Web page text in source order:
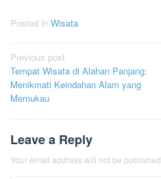
Posted in Wisata
Post
navigation
Previous post
Tempat Wisata di Alahan Panjang:
Menikmati Keindahan Alam yang
Memukau
Leave a Reply
Your email address will not be published.